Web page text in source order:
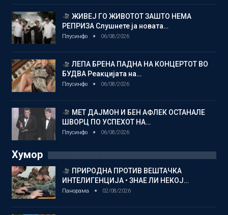
ЖИВЕЈ ГО ЖИВОТОТ ЗАШТО НЕМА
РЕПРИЗА Слушнете ја новата…
Плусинфо 06/08/2026
ЛЕПА БРЕНА ПАДНА НА КОНЦЕРТОТ ВО
БУДВА Реакцијата на…
Плусинфо 06/08/2026
МЕТ ДАЈМОН И БЕН АФЛЕК ОСТАНАЛЕ
ШВОРЦ ПО УСПЕХОТ НА…
Плусинфо 06/08/2026
Хумор
ПРИРОДНА ПРОТИВ ВЕШТАЧКА
ИНТЕЛИГЕНЦИЈА • ЗНАЕ ЛИ НЕКОЈ…
Панорама 02/08/2026